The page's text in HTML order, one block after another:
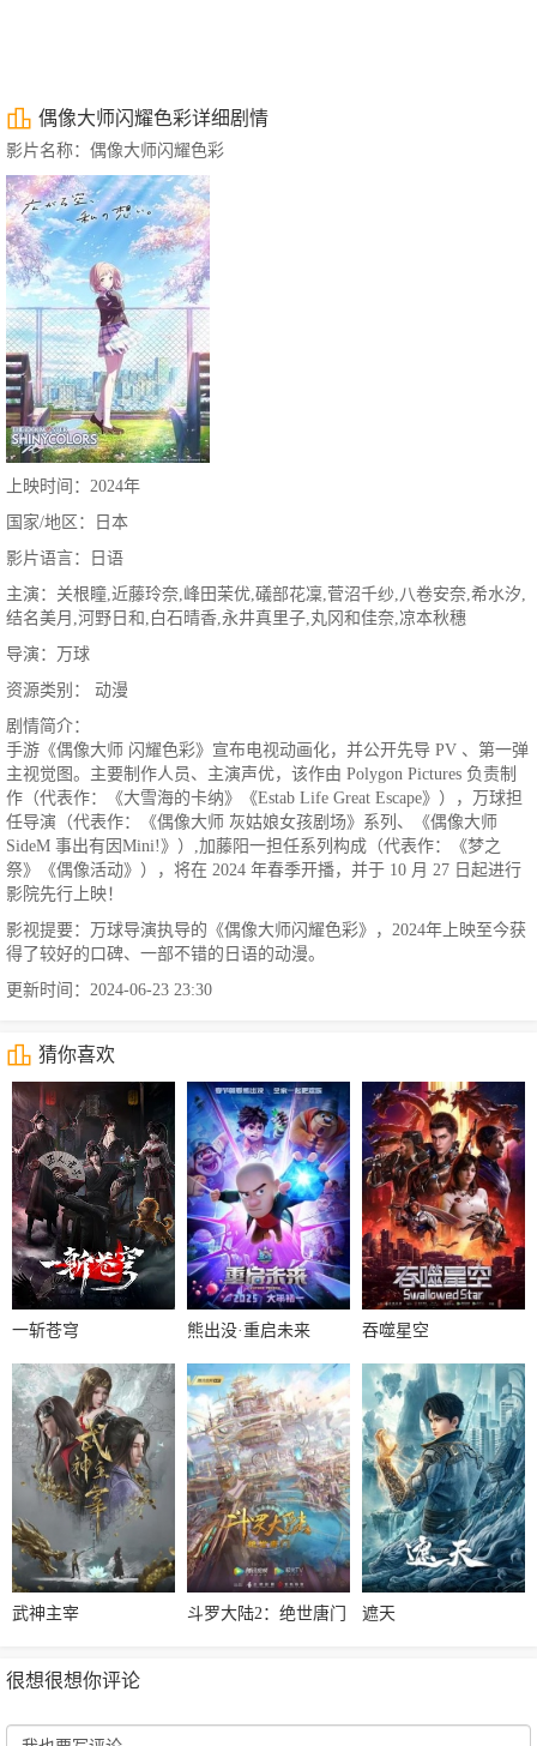
偶像大师闪耀色彩详细剧情
影片名称：偶像大师闪耀色彩
上映时间：2024年
国家/地区：日本
影片语言：日语
主演：关根瞳,近藤玲奈,峰田茉优,礒部花凜,菅沼千纱,八卷安奈,希水汐,
结名美月,河野日和,白石晴香,永井真里子,丸冈和佳奈,凉本秋穗
导演：万球
资源类别： 动漫
剧情简介：
手游《偶像大师 闪耀色彩》宣布电视动画化，并公开先导 PV 、第一弹
主视觉图。主要制作人员、主演声优，该作由 Polygon Pictures 负责制
作（代表作：《大雪海的卡纳》《Estab Life Great Escape》），万球担
任导演（代表作：《偶像大师 灰姑娘女孩剧场》系列、《偶像大师
SideM 事出有因Mini!》）,加藤阳一担任系列构成（代表作：《梦之
祭》《偶像活动》），将在 2024 年春季开播，并于 10 月 27 日起进行
影院先行上映！
影视提要：万球导演执导的《偶像大师闪耀色彩》，2024年上映至今获
得了较好的口碑、一部不错的日语的动漫。
更新时间：2024-06-23 23:30
猜你喜欢
一斩苍穹 熊出没·重启未来 吞噬星空
武神主宰 斗罗大陆2：绝世唐门 遮天
很想很想你评论